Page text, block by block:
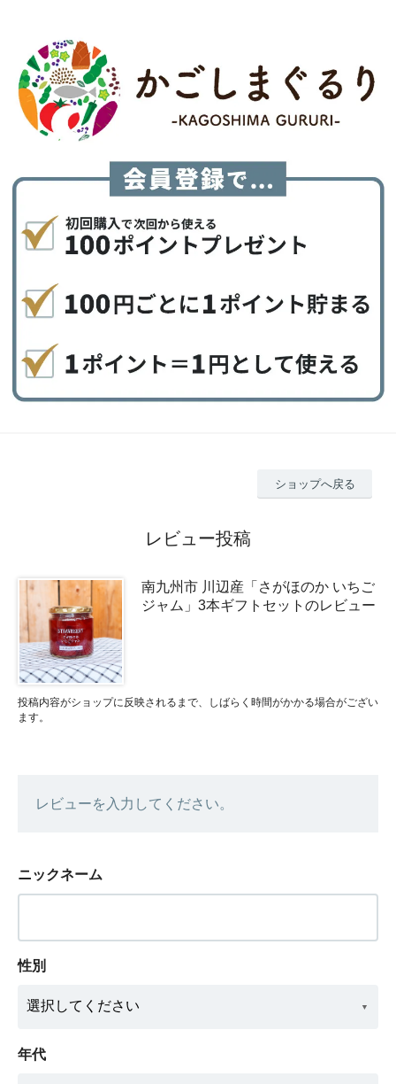
ショップへ戻る
レビュー投稿
南九州市 川辺産「さがほのか いちご
ジャム」3本ギフトセットのレビュー
投稿内容がショップに反映されるまで、しばらく時間がかかる場合がござい
ます。
レビューを入力してください。
ニックネーム
性別
年代